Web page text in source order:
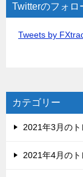
Twitterのフォ
Tweets by
カテゴリー
2021年3月の
2021年4月の